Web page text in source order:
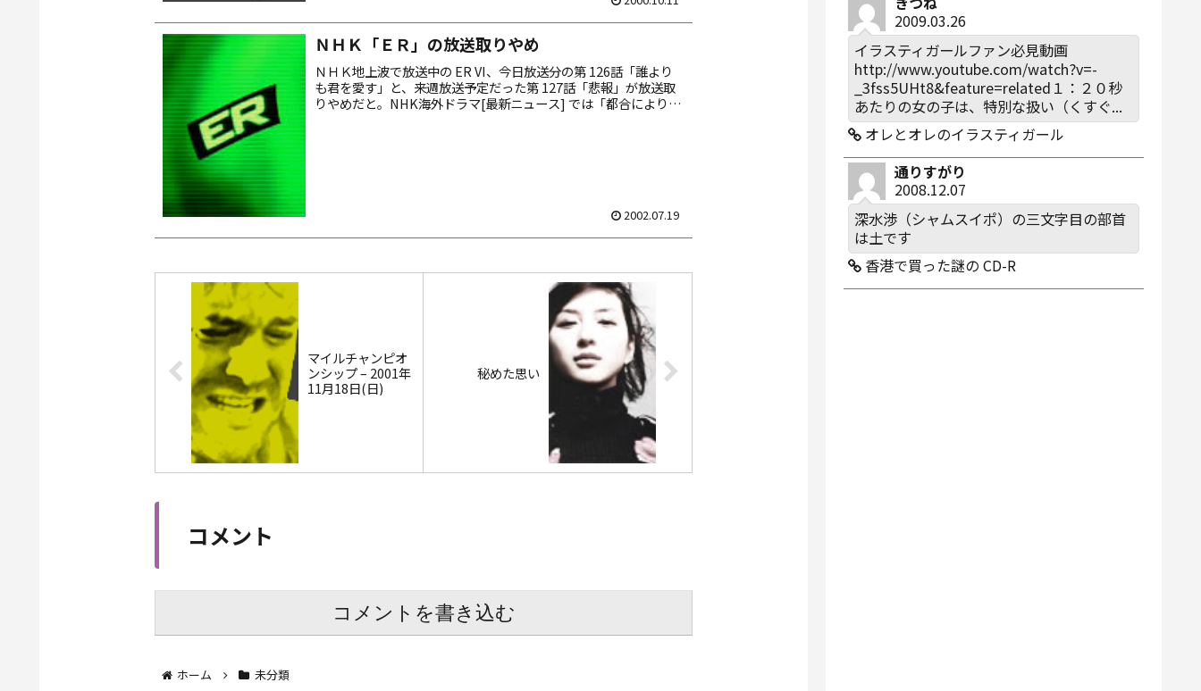
ＮＨＫ「ＥＲ」の放送取りやめ
ＮＨＫ地上波で放送中の ER VI、今日放送分の第 126話「誰より
も君を愛す」と、来週放送予定だった第 127話「悲報」が放送取
りやめだと。NHK海外ドラマ[最新ニュース] では「都合により」
2002.07.19
マイルチャンピオ
ンシップ – 2001年
11月18日(日)
秘めた思い
コメント
コメントを書き込む
ホーム 未分類
2009.03.26
イラスティガールファン必見動画
http://www.youtube.com/watch?v=-
_3fss5UHt8&feature=related１：２０秒
あたりの女の子は、特別な扱い（くすぐ...
オレとオレのイラスティガール
通りすがり
2008.12.07
深水渉（シャムスイポ）の三文字目の部首
は土です
香港で買った謎の CD-R